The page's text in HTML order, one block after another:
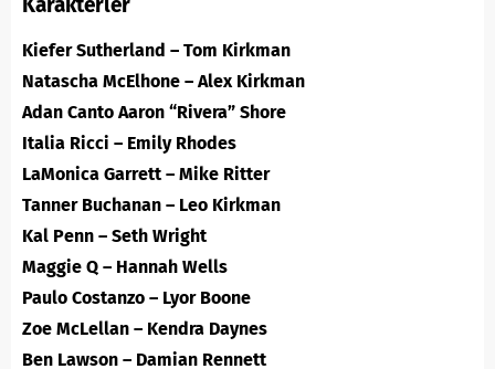
Kiefer Sutherland – Tom Kirkman
Natascha McElhone – Alex Kirkman
Adan Canto Aaron “Rivera” Shore
Italia Ricci – Emily Rhodes
LaMonica Garrett – Mike Ritter
Tanner Buchanan – Leo Kirkman
Kal Penn – Seth Wright
Maggie Q – Hannah Wells
Paulo Costanzo – Lyor Boone
Zoe McLellan – Kendra Daynes
Ben Lawson – Damian Rennett